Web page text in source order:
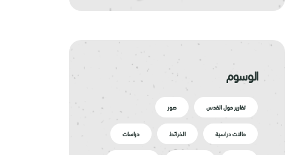
الوسوم
تقارير حول القدس صور
حالات دراسية الخرائط دراسات